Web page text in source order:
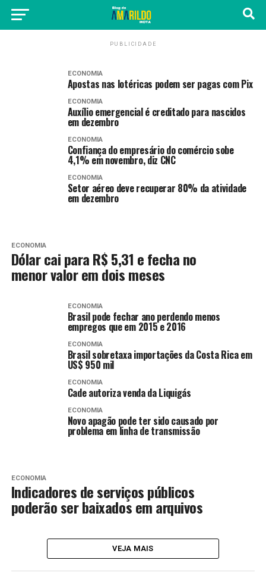
PUBLICIDADE
ECONOMIA
Apostas nas lotéricas podem ser pagas com Pix
ECONOMIA
Auxílio emergencial é creditado para nascidos
em dezembro
ECONOMIA
Confiança do empresário do comércio sobe
4,1% em novembro, diz CNC
ECONOMIA
Setor aéreo deve recuperar 80% da atividade
em dezembro
ECONOMIA
Dólar cai para R$ 5,31 e fecha no
menor valor em dois meses
ECONOMIA
Brasil pode fechar ano perdendo menos
empregos que em 2015 e 2016
ECONOMIA
Brasil sobretaxa importações da Costa Rica em
US$ 950 mil
ECONOMIA
Cade autoriza venda da Liquigás
ECONOMIA
Novo apagão pode ter sido causado por
problema em linha de transmissão
ECONOMIA
Indicadores de serviços públicos
poderão ser baixados em arquivos
VEJA MAIS